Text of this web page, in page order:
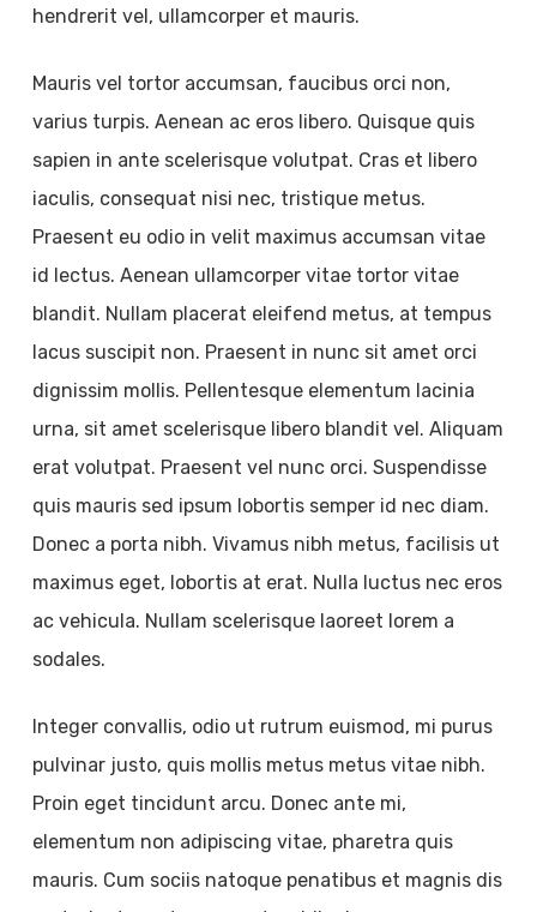
hendrerit vel, ullamcorper et mauris.
Mauris vel tortor accumsan, faucibus orci non,
varius turpis. Aenean ac eros libero. Quisque quis
sapien in ante scelerisque volutpat. Cras et libero
iaculis, consequat nisi nec, tristique metus.
Praesent eu odio in velit maximus accumsan vitae
id lectus. Aenean ullamcorper vitae tortor vitae
blandit. Nullam placerat eleifend metus, at tempus
lacus suscipit non. Praesent in nunc sit amet orci
dignissim mollis. Pellentesque elementum lacinia
urna, sit amet scelerisque libero blandit vel. Aliquam
erat volutpat. Praesent vel nunc orci. Suspendisse
quis mauris sed ipsum lobortis semper id nec diam.
Donec a porta nibh. Vivamus nibh metus, facilisis ut
maximus eget, lobortis at erat. Nulla luctus nec eros
ac vehicula. Nullam scelerisque laoreet lorem a
sodales.
Integer convallis, odio ut rutrum euismod, mi purus
pulvinar justo, quis mollis metus metus vitae nibh.
Proin eget tincidunt arcu. Donec ante mi,
elementum non adipiscing vitae, pharetra quis
mauris. Cum sociis natoque penatibus et magnis dis